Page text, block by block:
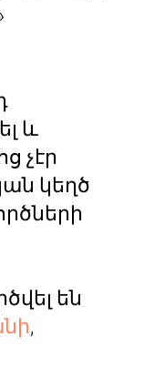
և
չէր
կեղծ
են
,